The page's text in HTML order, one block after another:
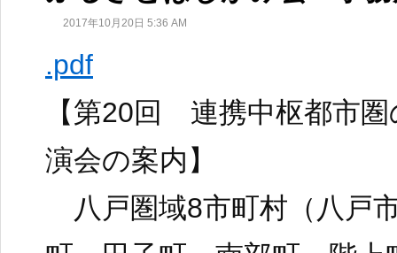
2017年10月20日 5:36 AM
.pdf
【第20回 連携中枢都市
演会の案内】
八戸圏域8市町村（八戸